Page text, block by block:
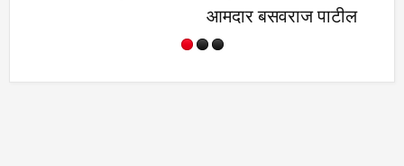
आमदार बसवराज पाटील